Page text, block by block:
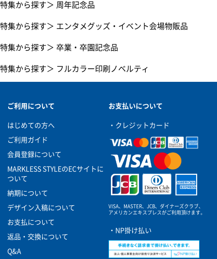
特集から探す＞ 周年記念品
特集から探す＞ エンタメグッズ・イベント会場物販品
特集から探す＞ 卒業・卒園記念品
特集から探す＞ フルカラー印刷ノベルティ
ご利用について
はじめての方へ
ご利用ガイド
会員登録について
MARKLESS STYLEのECサイトに
ついて
納期について
デザイン入稿について
お支払について
返品・交換について
Q&A
お支払いについて
・クレジットカード
VISA、MASTER、JCB、ダイナーズクラブ、
アメリカンエキスプレスがご利用頂けます。
・NP掛け払い